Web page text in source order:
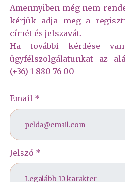
Amennyiben még nem
kérjük adja meg a
címét és jelszavát.
Ha további kérdése
ügyfélszolgálatunkat az
(+36) 1 880 76 00
Email *
Jelszó *